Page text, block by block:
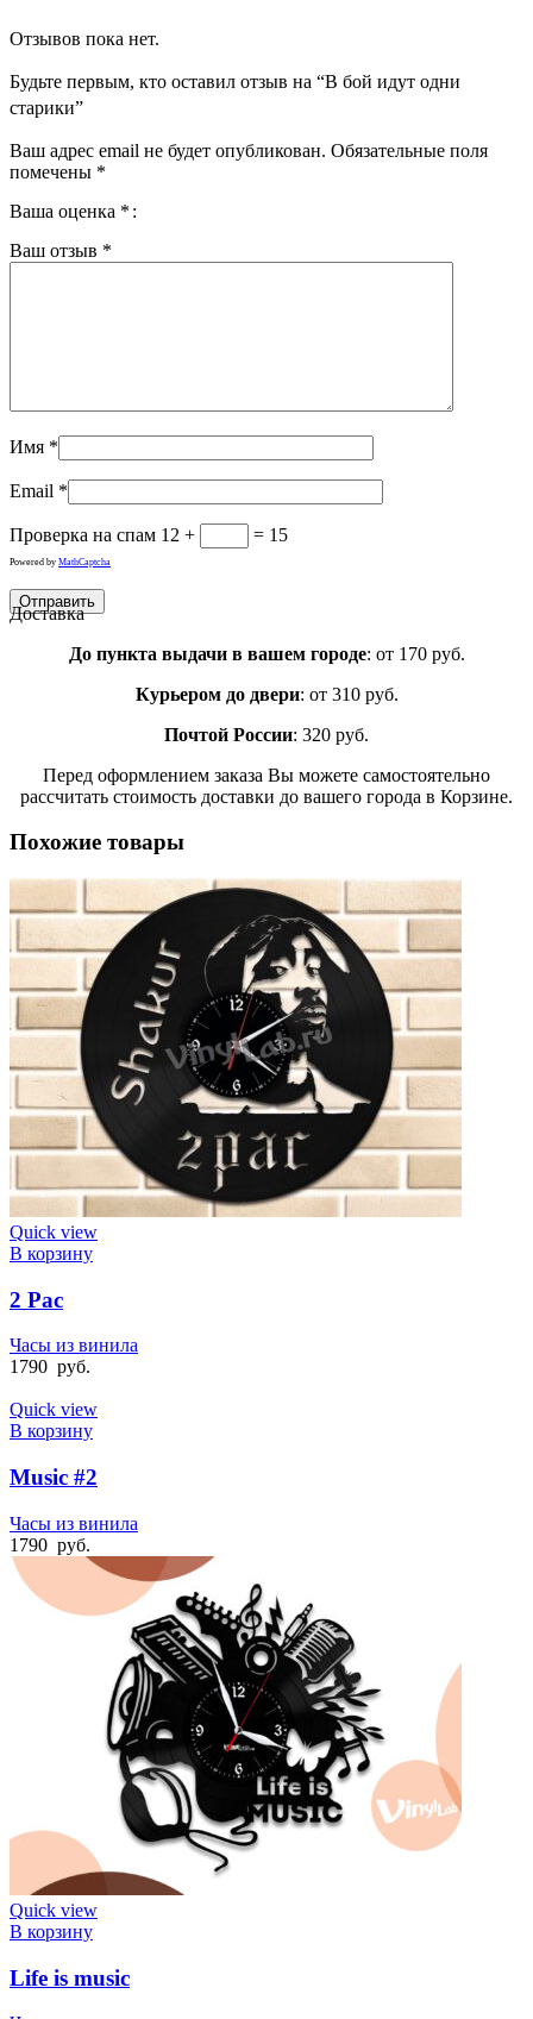
Отзывов пока нет.
Будьте первым, кто оставил отзыв на “В бой идут одни
старики”
Ваш адрес email не будет опубликован. Обязательные поля
помечены *
Ваша оценка *
Ваш отзыв *
Имя *
Email *
Проверка на спам 12 + = 15
Powered by MathCaptcha
Доставка
До пункта выдачи в вашем городе: от 170 руб.
Курьером до двери: от 310 руб.
Почтой России: 320 руб.
Перед оформлением заказа Вы можете самостоятельно
рассчитать стоимость доставки до вашего города в Корзине.
Похожие товары
Quick view
В корзину
2 Pac
Часы из винила
1790 руб.
Quick view
В корзину
Music #2
Часы из винила
1790 руб.
Quick view
В корзину
Life is music